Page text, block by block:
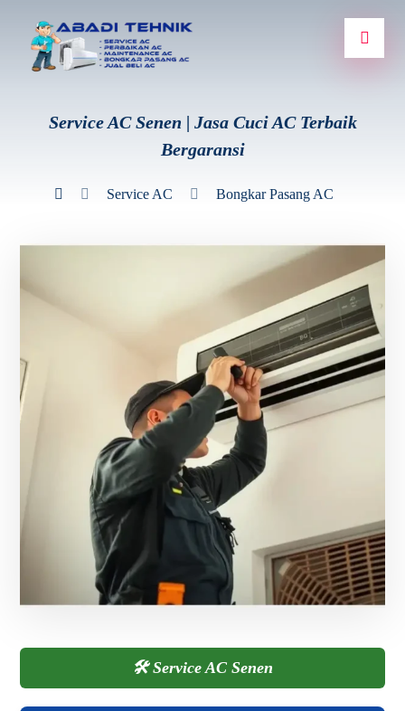
Service AC Senen | Jasa Cuci AC Terbaik
Bergaransi
Service AC Bongkar Pasang AC
🛠️Service AC Senen